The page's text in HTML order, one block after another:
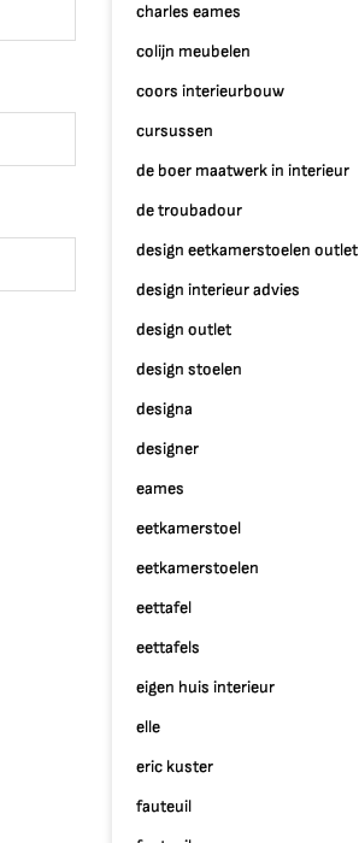
charles eames
colijn meubelen
coors interieurbouw
cursussen
de boer maatwerk in interieur
de troubadour
design eetkamerstoelen outlet
design interieur advies
design outlet
design stoelen
designa
designer
eames
eetkamerstoel
eetkamerstoelen
eettafel
eettafels
eigen huis interieur
elle
eric kuster
fauteuil